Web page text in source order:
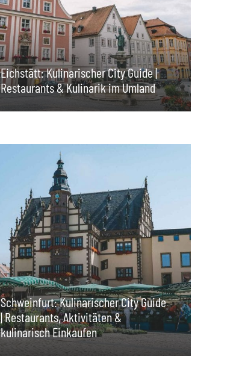
Eichstätt: Kulinarischer City Guide |
Restaurants & Kulinarik im Umland
Schweinfurt: Kulinarischer City Guide
| Restaurants, Aktivitäten &
kulinarisch Einkaufen